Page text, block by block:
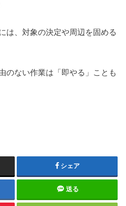
は、対象の決定や周辺を固める
のない作業は「即やる」ことも
シェア
送る